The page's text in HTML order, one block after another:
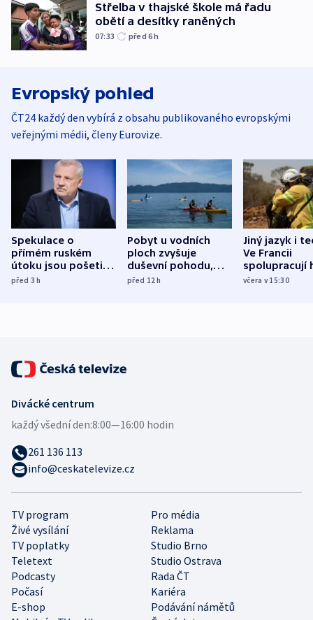
Střelba v thajské škole má řadu
obětí a desítky raněných
07:33 před 6h
Evropský pohled
ČT24 každý den vybírá z obsahu publikovaného evropskými
veřejnými médii, členy Eurovize.
Spekulace o
přímém ruském
útoku jsou pošetilé,
míní estonský
před 3h
Pobyt u vodních
ploch zvyšuje
duševní pohodu,
ukázala
před 12h
Jiný jazyk i
Ve Francii
spolupracují
různých zemí
včera v 15:30
TV program
Pro média
Živé vysílání
Reklama
TV poplatky
Studio Brno
Teletext
Studio Ostrava
Podcasty
Rada ČT
Počasí
Kariéra
E-shop
Podávání námětů
Divácké centrum
každý všední den:8:00—16:00 hodin
261 136 113
info@ceskatelevize.cz